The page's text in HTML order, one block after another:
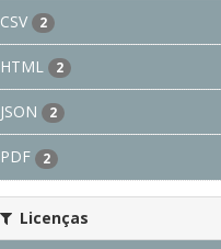
CSV 2
HTML 2
JSON 2
PDF 2
Licenças